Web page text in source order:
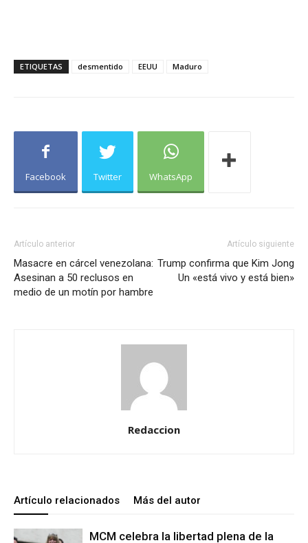
ETIQUETAS desmentido EEUU Maduro
Facebook Twitter WhatsApp
Artículo anterior
Masacre en cárcel venezolana:
Asesinan a 50 reclusos en
medio de un motín por hambre
Artículo siguiente
Trump confirma que Kim Jong
Un «está vivo y está bien»
Redaccion
Artículo relacionados Más del autor
MCM celebra la libertad plena de la